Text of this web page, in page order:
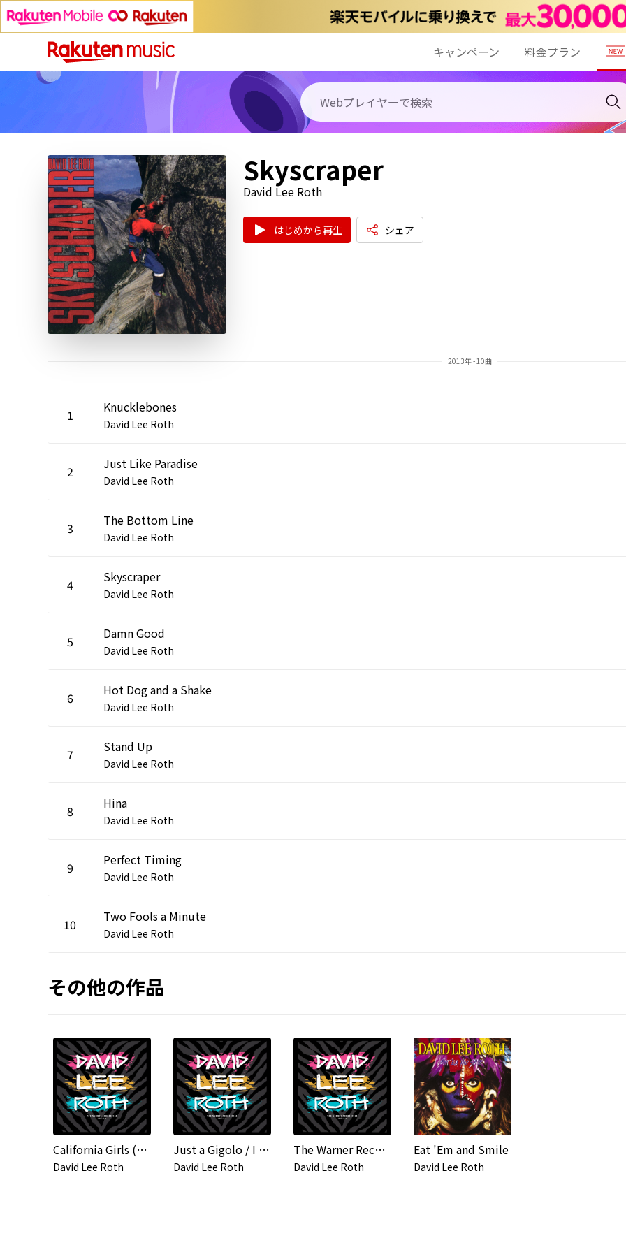
キャンペーン 料金プラン
Skyscraper
David Lee Roth
はじめから再生 シェア
2013年 - 10曲
1 Knucklebones
David Lee Roth
2 Just Like Paradise
David Lee Roth
3 The Bottom Line
David Lee Roth
4 Skyscraper
David Lee Roth
5 Damn Good
David Lee Roth
6 Hot Dog and a Shake
David Lee Roth
7 Stand Up
David Lee Roth
8 Hina
David Lee Roth
9 Perfect Timing
David Lee Roth
10 Two Fools a Minute
David Lee Roth
その他の作品
California Girls (2025 Remaster)
David Lee Roth
Just a Gigolo / I Ain't Got Nobody (2025 Remaster)
David Lee Roth
The Warner Recordings (1985-1994) [2025 Remaster]
David Lee Roth
Eat 'Em and Smile
David Lee Roth